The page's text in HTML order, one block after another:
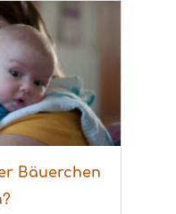
Bäuerchen